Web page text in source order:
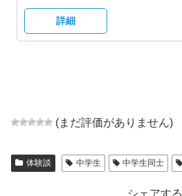
詳細
(まだ評価がありません)
体験談 中学生 中学生同士
シェアする